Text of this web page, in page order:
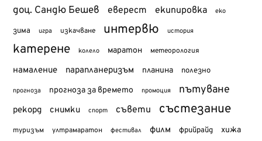
доц. Сандю Бешев еверест екипировка еко
зима игра изкачване интервю история
катерене колело маратон метеорология
намаление парапланеризъм планина полезно
прогноза прогноза за времето промоция пътуване
рекорд снимки спорт съвети състезание
туризъм ултрамаратон фестивал филм фрийрайд хижа